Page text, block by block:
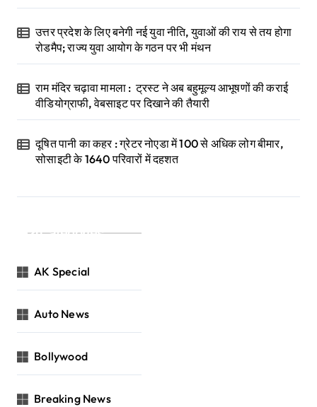
उत्तर प्रदेश के लिए बनेगी नई युवा नीति, युवाओं की राय से तय होगा
रोडमैप; राज्य युवा आयोग के गठन पर भी मंथन
राम मंदिर चढ़ावा मामला : ट्रस्ट ने अब बहुमूल्य आभूषणों की कराई
वीडियोग्राफी, वेबसाइट पर दिखाने की तैयारी
दूषित पानी का कहर : ग्रेटर नोएडा में 100 से अधिक लोग बीमार,
सोसाइटी के 1640 परिवारों में दहशत
Categories
AK Special
Auto News
Bollywood
Breaking News